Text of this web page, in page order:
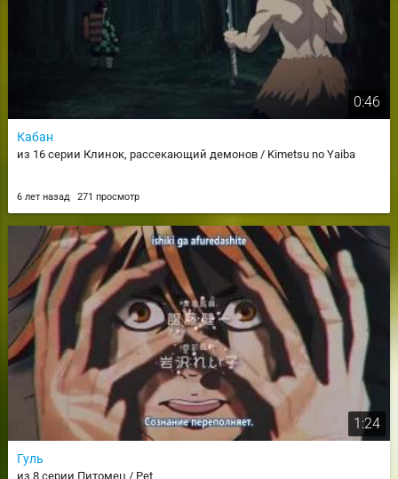
0:46
Кабан
из 16 серии Клинок, рассекающий демонов / Kimetsu no Yaiba
6 лет назад 271 просмотр
1:24
Гуль
из 8 серии Питомец / Pet